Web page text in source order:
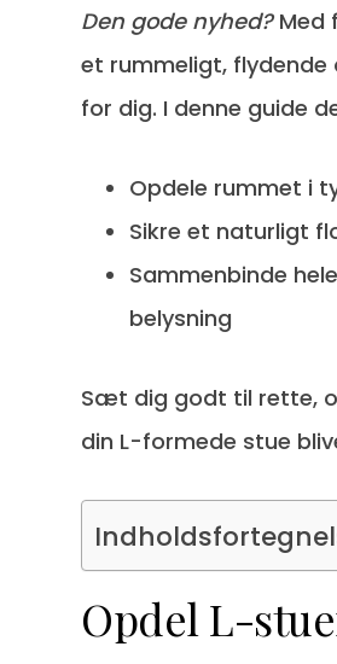
Den gode nyhed?Med
et rummeligt,
for dig. I denne guide
Opdele rummet i
Sikre et naturligt
Sammenbinde
belysning
Sæt dig godt til rette,
din L-formede stue
Opdel L-